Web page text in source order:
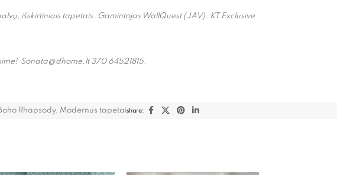
išskirtiniais tapetais. Gamintojas WallQuest (JAV). KT Exclusive
Sonata@dhome.lt 370 64521815.
Rhapsody, Modernus tapetaishare: